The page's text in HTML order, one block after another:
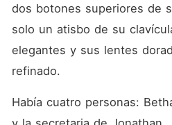
dos botones superiores de
solo un atisbo de su
elegantes y sus lentes
refinado.
Había cuatro personas: